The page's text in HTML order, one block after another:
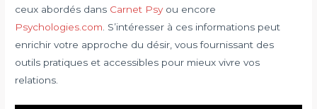
ceux abordés dans Carnet Psyou encore
Psychologies.com . S’intéresser à ces informations peut
enrichir votre approche du désir, vous fournissant des
outils pratiques et accessibles pour mieux vivre vos
relations.